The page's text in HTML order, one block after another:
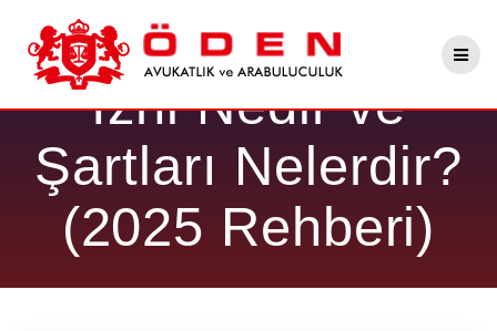
to
content
Öğrenci İkamet
İzni Nedir ve
Şartları Nelerdir?
(2025 Rehberi)